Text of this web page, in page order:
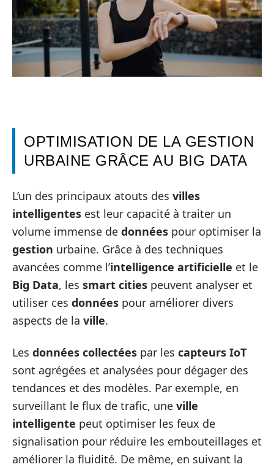
OPTIMISATION DE LA GESTION
URBAINE GRÂCE AU BIG DATA
L’un des principaux atouts des villes
intelligentes est leur capacité à traiter un
volume immense de données pour optimiser la
gestion urbaine. Grâce à des techniques
avancées comme l’intelligence artificielle et le
Big Data, les smart cities peuvent analyser et
utiliser ces données pour améliorer divers
aspects de la ville.
Les données collectées par les capteurs IoT
sont agrégées et analysées pour dégager des
tendances et des modèles. Par exemple, en
surveillant le flux de trafic, une ville
intelligente peut optimiser les feux de
signalisation pour réduire les embouteillages et
améliorer la fluidité. De même, en suivant la